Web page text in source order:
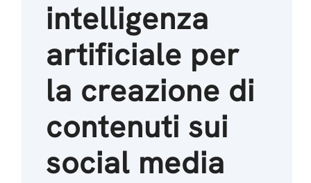
intelligenza
artificiale per
la creazione di
contenuti sui
social media